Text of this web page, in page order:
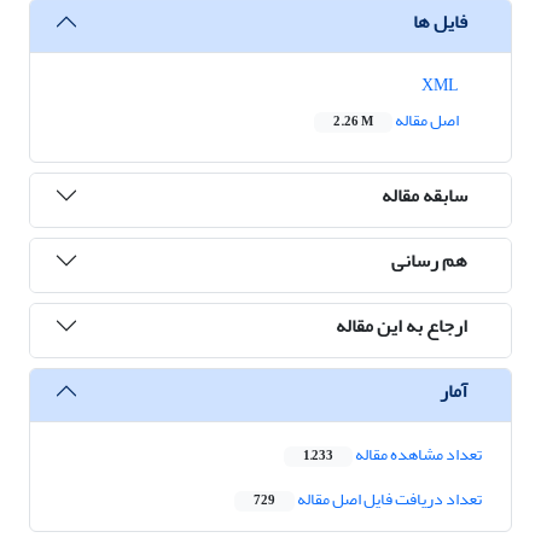
فایل ها
اصل مقاله
2.26 M
سابقه مقاله
هم رسانی
ارجاع به این مقاله
آمار
تعداد مشاهده مقاله 1,233
تعداد دریافت فایل اصل مقاله 729